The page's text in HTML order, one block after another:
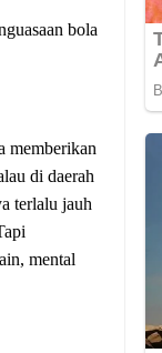
bola
memberikan
di daerah
terlalu jauh
mental